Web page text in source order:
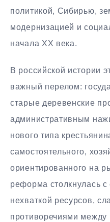
политикой, Сибирью,
модернизацией и
начала XX века.
В российской истории
важный перелом:
старые деревенские
административным
нового типа
самостоятельного,
ориентированного на
реформа столкнулась
нехваткой ресурсов,
противоречиями между